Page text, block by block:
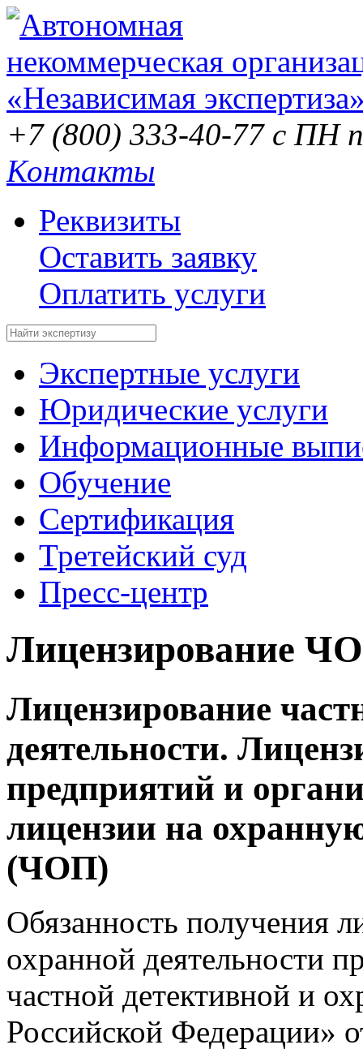
+7 (800) 333-40-77 с ПН
Контакты
Реквизиты
Оставить заявку
Оплатить услуги
Экспертные услуги
Юридические услуги
Информационные
Обучение
Сертификация
Третейский суд
Пресс-центр
Лицензирование
Лицензирование
деятельности.
предприятий и
лицензии на
(ЧОП)
Обязанность получения
охранной деятельности
частной детективной и
Российской Федерации»